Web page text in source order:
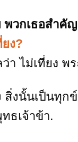
วกเธอสำคั
ง?
ไม่เที่ยง พ
สิ่งนั้นเป็นทุก
ธเจ้าข้า.